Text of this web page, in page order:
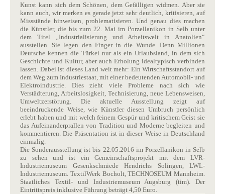
Kunst kann sich dem Schönen, dem Gefälligen widmen. Aber sie
kann auch, wir merken es gerade jetzt sehr deutlich, kritisieren, auf
Missstände hinweisen, problematisieren. Und genau dies machen
die Künstler, die bis zum 22. Mai im Porzellanikon in Selb unter
dem Titel „Industrialisierung und Arbeitswelt in Anatolien“
ausstellen. Sie legen den Finger in die Wunde. Denn Millionen
Deutsche kennen die Türkei nur als ein Urlaubsland, in dem sich
Geschichte und Kultur, aber auch Erholung idealtypisch verbinden
lassen. Dabei ist dieses Land weit mehr: Ein Wirtschaftsstandort auf
dem Weg zum Industriestaat, mit einer bedeutenden Automobil- und
Elektroindustrie. Dies zieht viele Probleme nach sich wie
Verstädterung, Arbeitslosigkeit, Technisierung, neue Lebensweisen,
Umweltzerstörung. Die aktuelle Ausstellung zeigt auf
beeindruckende Weise, wie Künstler diesen Umbruch persönlich
erlebt haben und mit welch feinem Gespür und kritischem Geist sie
das Aufeinanderprallen von Tradition und Moderne begleiten und
kommentieren. Die Präsentation ist in dieser Weise in Deutschland
einmalig.
Die Sonderausstellung ist bis 22.05.2016 im Porzellanikon in Selb
zu sehen und ist ein Gemeinschaftsprojekt mit dem LVR-
Industriemuseum Gesenkschmiede Hendrichs Solingen, LWL-
Industriemuseum. TextilWerk Bocholt, TECHNOSEUM Mannheim.
Staatliches Textil- und Industriemuseum Augsburg (tim). Der
Eintrittspreis inklusive Führung beträgt 4,50 Euro.